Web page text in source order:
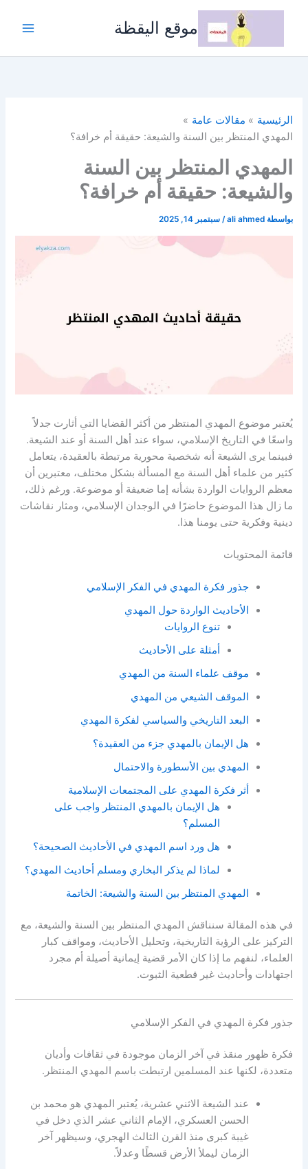
تخطي
موقع اليقظة
الرئيسية
مقالات عامة
المهدي المنتظر بين السنة والشيعة: حقيقة أم خرافة؟
المهدي المنتظر بين السنة
والشيعة: حقيقة أم خرافة؟
بواسطة ali ahmed
/سبتمبر 14, 2025
يُعتبر موضوع المهدي المنتظر من أكثر القضايا التي أثارت جدلاً
واسعًا في التاريخ الإسلامي، سواء عند أهل السنة أو عند الشيعة.
فبينما يرى الشيعة أنه شخصية محورية مرتبطة بالعقيدة، يتعامل
كثير من علماء أهل السنة مع المسألة بشكل مختلف، معتبرين أن
معظم الروايات الواردة بشأنه إما ضعيفة أو موضوعة. ورغم ذلك،
ما زال هذا الموضوع حاضرًا في الوجدان الإسلامي، ومثار نقاشات
دينية وفكرية حتى يومنا هذا.
قائمة المحتويات
جذور فكرة المهدي في الفكر الإسلامي
الأحاديث الواردة حول المهدي
تنوع الروايات
أمثلة على الأحاديث
موقف علماء السنة من المهدي
الموقف الشيعي من المهدي
البعد التاريخي والسياسي لفكرة المهدي
هل الإيمان بالمهدي جزء من العقيدة؟
المهدي بين الأسطورة والاحتمال
أثر فكرة المهدي على المجتمعات الإسلامية
هل الإيمان بالمهدي المنتظر واجب على
المسلم؟
هل ورد اسم المهدي في الأحاديث الصحيحة؟
لماذا لم يذكر البخاري ومسلم أحاديث المهدي؟
المهدي المنتظر بين السنة والشيعة: الخاتمة
في هذه المقالة سنناقش المهدي المنتظر بين السنة والشيعة، مع
التركيز على الرؤية التاريخية، وتحليل الأحاديث، ومواقف كبار
العلماء، لنفهم ما إذا كان الأمر قضية إيمانية أصيلة أم مجرد
اجتهادات وأحاديث غير قطعية الثبوت.
جذور فكرة المهدي في الفكر الإسلامي
فكرة ظهور منقذ في آخر الزمان موجودة في ثقافات وأديان
متعددة، لكنها عند المسلمين ارتبطت باسم المهدي المنتظر.
عند الشيعة الاثني عشرية، يُعتبر المهدي هو محمد بن
الحسن العسكري، الإمام الثاني عشر الذي دخل في
غيبة كبرى منذ القرن الثالث الهجري، وسيظهر آخر
الزمان ليملأ الأرض قسطًا وعدلاً.